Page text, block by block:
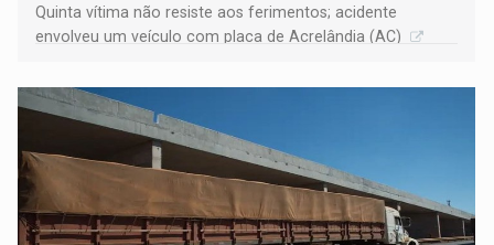
Quinta vítima não resiste aos ferimentos; acidente
envolveu um veículo com placa de Acrelândia (AC)